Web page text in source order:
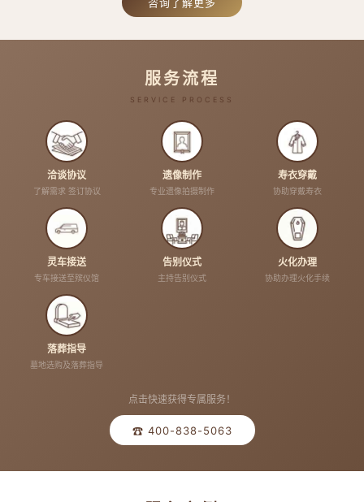
服务流程
SERVICE PROCESS
洽谈协议
了解需求 签订协议
遗像制作
专业遗像拍摄制作
寿衣穿戴
协助穿戴寿衣
灵车接送
专车接送至殡仪馆
告别仪式
主持告别仪式
火化办理
协助办理火化手续
落葬指导
墓地选购及落葬指导
点击快速获得专属服务！
☎ 400-838-5063